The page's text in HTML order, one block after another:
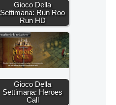
Gioco Della
Settimana: Run Roo
Run HD
Gioco Della
Settimana: Heroes
Call